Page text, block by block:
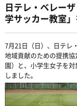
日テレ・ベレー
学サッカー教室
7月21日（日）、日テレ
地域貢献のための提携
園）と、小学生女子を
しました。